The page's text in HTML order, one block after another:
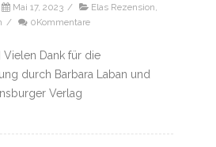
Mai 17, 2023 / Elas Rezension
/ 0Kommentare
Vielen Dank für die
durch Barbara Laban und
Verlag